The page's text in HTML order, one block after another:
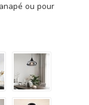
ou pour